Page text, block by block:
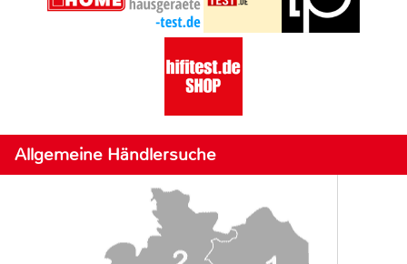
Allgemeine Händlersuche